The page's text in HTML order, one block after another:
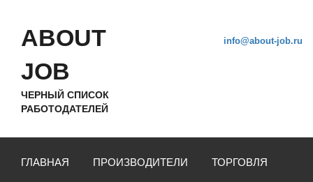
ABOUT
JOB
ЧЕРНЫЙ СПИСОК
РАБОТОДАТЕЛЕЙ
info@about-job.ru
ГЛАВНАЯ ПРОИЗВОДИТЕЛИ ТОРГОВЛЯ